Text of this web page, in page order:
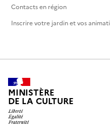
Contacts en région
Inscrire votre jardin et vos
MINISTÈRE
DE LA CULTURE